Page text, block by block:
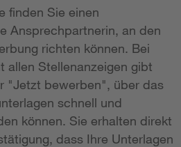
finden Sie einen
Ansprechpartnerin, an den
richten können. Bei
allen Stellenanzeigen gibt
"Jetzt bewerben", über das
schnell und
können. Sie erhalten direkt
dass Ihre Unterlagen